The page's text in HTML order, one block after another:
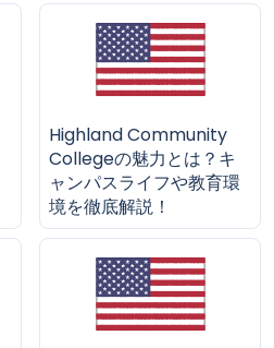
Highland Community
Collegeの魅力とは？キ
ャンパスライフや教育環
境を徹底解説！